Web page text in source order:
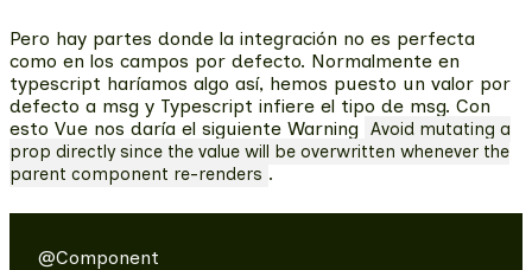
Pero hay partes donde la integración no es perfecta
como en los campos por defecto. Normalmente en
typescript haríamos algo así, hemos puesto un valor por
defecto a msg y Typescript infiere el tipo de msg. Con
esto Vue nos daría el siguiente Warning
Avoid mutating a
prop directly since the value will be overwritten whenever the
parent component re-renders .
@Component